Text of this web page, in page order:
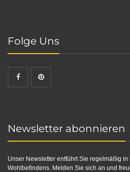
Folge Uns
Newsletter abonnieren
Unser Newsletter entführt Sie regelmäßig
Wohlbefindens. Melden Sie sich an und